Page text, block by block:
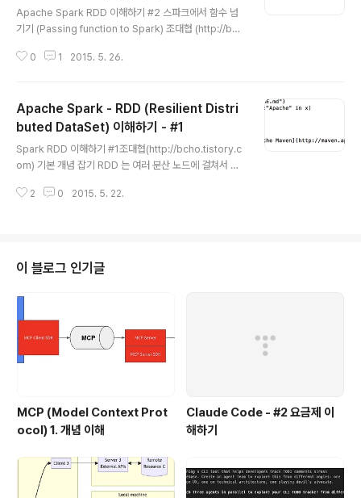
Apache Spark RDD 이해하기 #2 스파크에서 함수 넘
기기 (Passing function to Spark) 조대협 (http://bch
비지니스 로직을 함수로 정의한 후에, 이 함수를 스파크 클
특성이 다른데, 여기서는 Python을 이용하는 방법에 대해
서 설명한다. (스칼라는 아직 공부를 못해서) 파이썬으로
함수 넘기기 파이썬으로 함수를 넘기는 방법은 크게 3가지
가 있다. 람다 표기법을 이용하는 방식모듈 상의 탑레벨 함
수(Top-level function)파이썬 클래스 안에서 함수를 정
의하여, 클래스 안에서 그 ..
0 1 2015. 5. 26.
Apache Spark - RDD (Resilient Distri
buted DataSet) 이해하기 - #1
Spark RDD 이해하기 #1조대협(http://bcho.tistory.c
om) 기본 개념 잡기 RDD 는 여러 분산 노드에 걸쳐서 저
RDD는 여러개의 파티션으로 분리가 된다. (서로 다른 노
부로 부터 데이타를 로딩하거나 또는 코드에서 생성된 데
이타를 저장함으로써 생성할 수 있다. RDD에서는 딱 두 가
지 오퍼레이션만 지원한다. Transformation : 기존의 R
것. 흔한 케이스는 filter와 같이 특정 데이타만..
2 0 2015. 5. 22.
이 블로그 인기글
MCP (Model Context Prot
ocol) 1. 개념 이해
Claude Code - #2 요금제 이
해하기